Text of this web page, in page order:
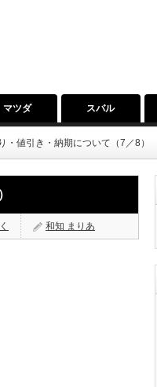
マツダ スバル
値引き・納期について（7／8）
和知 まりあ